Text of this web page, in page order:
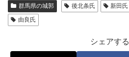
群馬県の城郭 後北条氏 新田氏
由良氏
シェアする